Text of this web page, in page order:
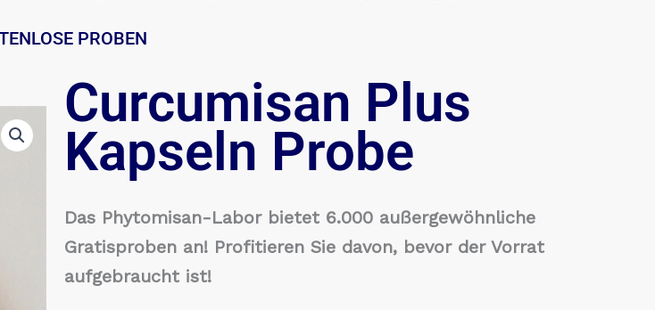
PROBEN
Curcumisan Plus
Kapseln Probe
Das Phytomisan-Labor bietet 6.000 außergewöhnliche
Gratisproben an! Profitieren Sie davon, bevor der Vorrat
aufgebraucht ist!